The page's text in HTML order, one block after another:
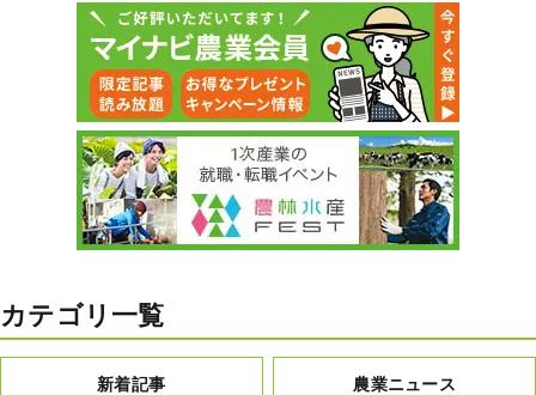
カテゴリ一覧
新着記事 農業ニュース